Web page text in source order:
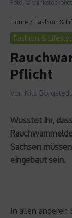
Foto: ©
Home / Fashion &
Fashion &
Pflicht
Von Nils Borgstedt
Wusstet ihr,
Sachsen
eingebaut sein.
In allen anderen